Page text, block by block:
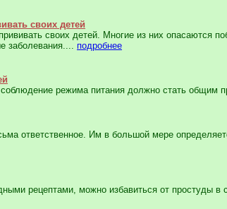
своих детей
своих детей. Многие из них опасаются
заболевания.... подробнее
режима питания должно стать общим
ответственное. Им в большой мере
рецептами, можно избавиться от простуды